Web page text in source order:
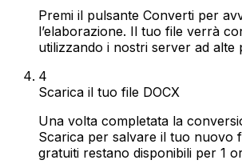
Premi il pulsante Converti per
l’elaborazione. Il tuo file verrà
utilizzando i nostri server ad alte
4
Scarica il tuo file DOCX
Una volta completata la
Scarica per salvare il tuo nuovo
gratuiti restano disponibili per 1